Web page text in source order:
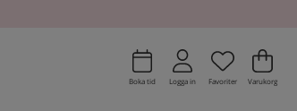
Boka tid Logga in Antal i
.
Favoriter .
Varukorg